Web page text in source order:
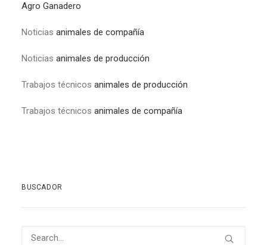
Agro Ganadero
Noticias animales de compañía
Noticias animales de producción
Trabajos técnicos animales de producción
Trabajos técnicos animales de compañía
BUSCADOR